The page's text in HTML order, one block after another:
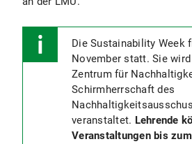
Die Sustainability Week
November statt. Sie
Zentrum für
Schirmherrschaft des
veranstaltet. Lehrende
Veranstaltungen bis